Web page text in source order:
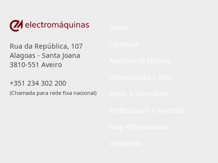
Rua da República, 107
Alagoas - Santa Joana
3810-551 Aveiro
+351 234 302 200
(Chamada para rede fixa nacional)